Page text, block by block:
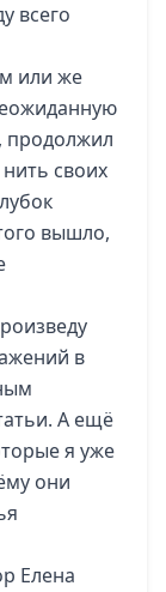
всего
или же
продолжил
своих
вышло,
в
А ещё
я уже
они
Елена